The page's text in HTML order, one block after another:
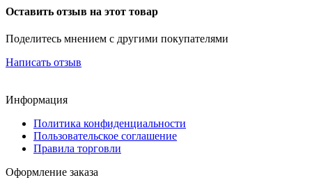
Оставить отзыв на этот товар
Поделитесь мнением с другими покупателями
Написать отзыв
Информация
Политика конфиденциальности
Пользовательское соглашение
Правила торговли
Оформление заказа